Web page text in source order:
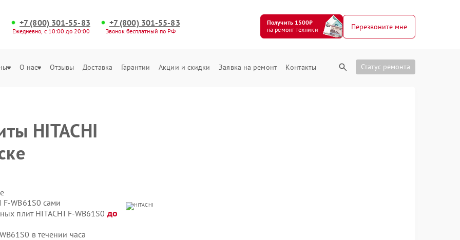
+7 (800) 301-55-83
Ежедневно, с 10:00 до 20:00
+7 (800) 301-55-83
Звонок бесплатный по РФ
Получить 1500₽
на ремонт техники
Перезвоните мне
О нас Отзывы Доставка Гарантии Акции и скидки Заявка на ремонт Контакты Статус ремонта
HITACHI
F-WB61S0 сами
плит HITACHI F-WB61S0 до
в течении часа